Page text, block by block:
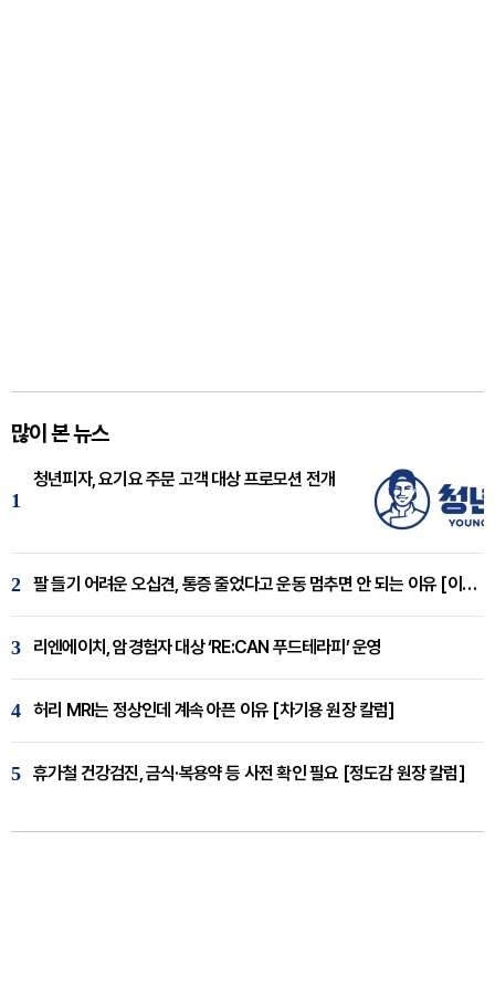
많이 본 뉴스
1
청년피자, 요기요 주문 고객 대상 프로모션 전개
2 팔 들기 어려운 오십견, 통증 줄었다고 운동 멈추면 안 되는 이유 [이병욱 원장 칼럼]
3 리엔에이치, 암경험자 대상 ‘RE:CAN 푸드테라피’ 운영
4 허리 MRI는 정상인데 계속 아픈 이유 [차기용 원장 칼럼]
5 휴가철 건강검진, 금식·복용약 등 사전 확인 필요 [정도감 원장 칼럼]